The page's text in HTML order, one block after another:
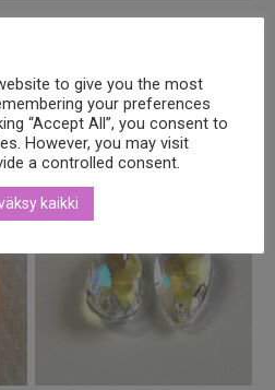
to give you the most
your preferences
“Accept All”, you consent to
However, you may visit
a controlled consent.
kaikki